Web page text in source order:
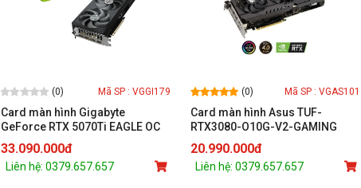
(0) Mã SP : VGGI179
Card màn hình Gigabyte
GeForce RTX 5070Ti EAGLE OC
16G GDDR7 (GV-N507TEAGLE
OC-16GD)
33.090.000đ
Liên hệ: 0379.657.657
(0) Mã SP : VGAS101
Card màn hình Asus TUF-
RTX3080-O10G-V2-GAMING
20.990.000đ
Liên hệ: 0379.657.657